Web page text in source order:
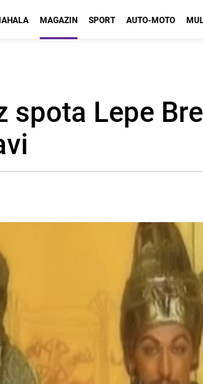
MAGAZIN SPORT AUTO-MOTO
spota Lepe